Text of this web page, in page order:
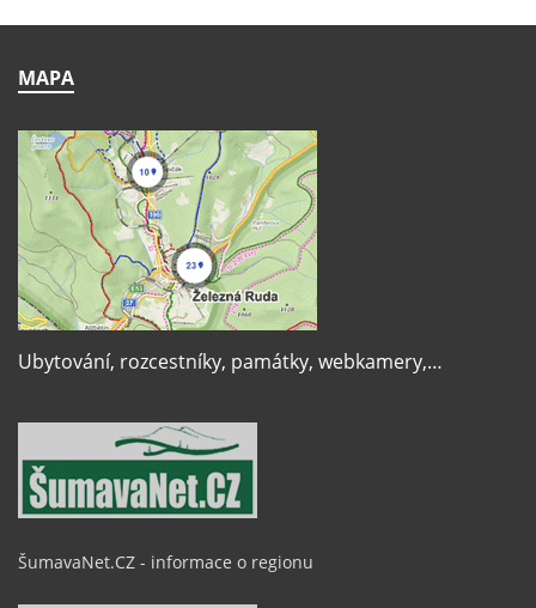
MAPA
Ubytování, rozcestníky, památky, webkamery,…
ŠumavaNet.CZ - informace o regionu